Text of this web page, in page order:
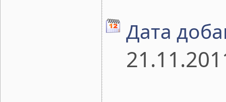
Дата